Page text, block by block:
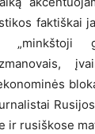
faktiškai
ir rusiškose